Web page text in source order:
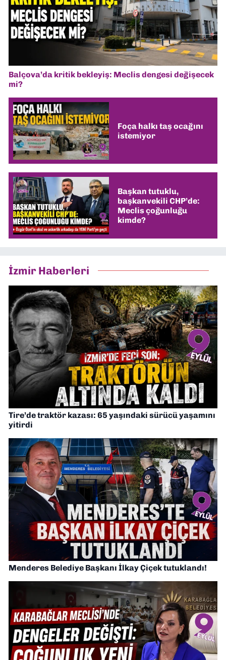
Balçova’da kritik bekleyiş: Meclis dengesi değişecek
mi?
Foça halkı taş ocağını
istemiyor
Başkan tutuklu,
başkanvekili CHP’de:
Meclis çoğunluğu
kimde?
İzmir Haberleri
Tire’de traktör kazası: 65 yaşındaki sürücü yaşamını
yitirdi
Menderes Belediye Başkanı İlkay Çiçek tutuklandı!